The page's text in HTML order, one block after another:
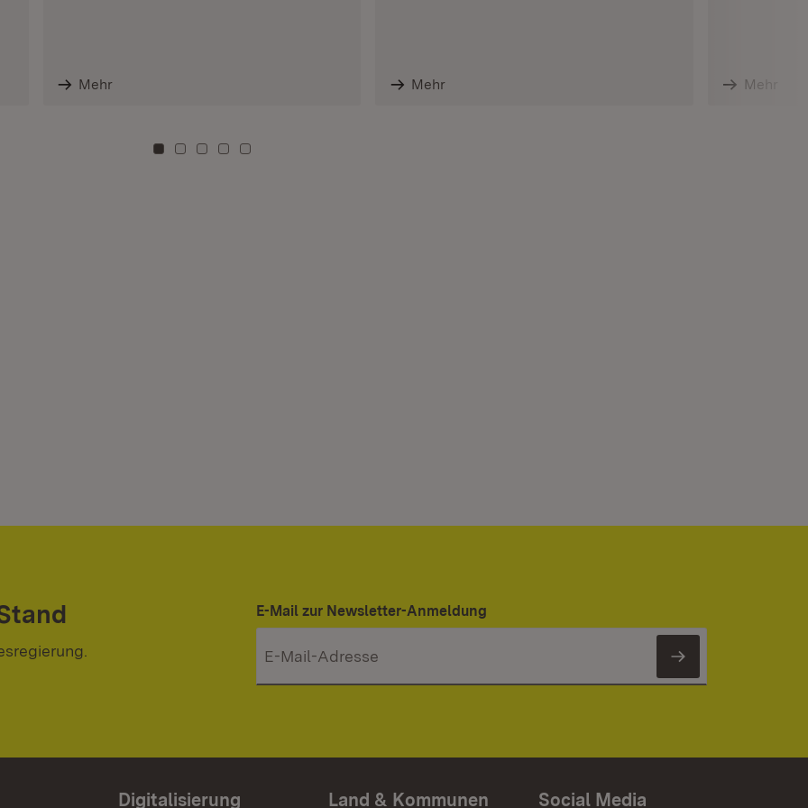
Mehr Mehr Mehr
Zu Kachel: 0
Zu Kachel: 3
Zu Kachel: 6
Zu Kachel: 9
Zu Kachel: 12
E-Mail zur Newsletter-Anmeldung
Newsletter
Digitalisierung Land & Kommunen Social Media